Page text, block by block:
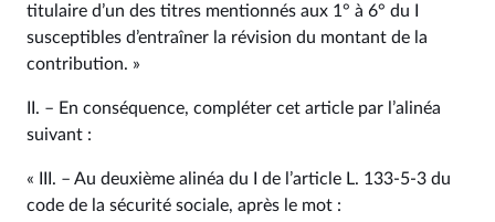
titulaire d’un des titres mentionnés aux 1° à 6° du I
susceptibles d’entraîner la révision du montant de la
contribution. »
II. – En conséquence, compléter cet article par l’alinéa
suivant :
« III. – Au deuxième alinéa du I de l’article L. 133‑5‑3 du
code de la sécurité sociale, après le mot :